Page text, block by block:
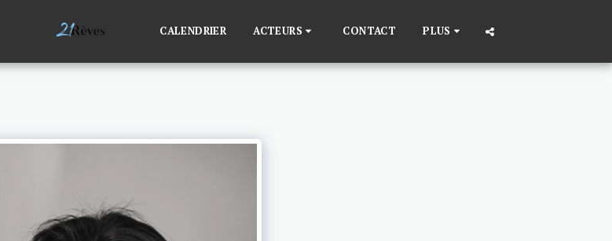
CALENDRIER ACTEURS CONTACT PLUS